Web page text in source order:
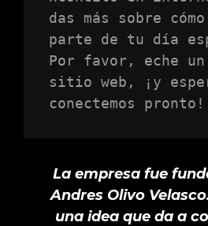
das más sobre
parte de tu día
Por favor, eche
sitio web, ¡y
conectemos pronto!
La empresa fue
Andres Olivo
una idea que da a